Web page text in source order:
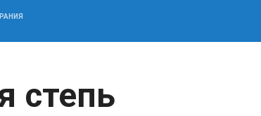
степь